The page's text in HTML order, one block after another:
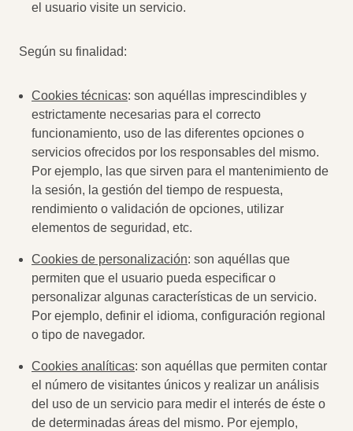
el usuario visite un servicio.
Según su finalidad:
Cookies técnicas: son aquéllas imprescindibles y
estrictamente necesarias para el correcto
funcionamiento, uso de las diferentes opciones o
servicios ofrecidos por los responsables del mismo.
Por ejemplo, las que sirven para el mantenimiento de
la sesión, la gestión del tiempo de respuesta,
rendimiento o validación de opciones, utilizar
elementos de seguridad, etc.
Cookies de personalización: son aquéllas que
permiten que el usuario pueda especificar o
personalizar algunas características de un servicio.
Por ejemplo, definir el idioma, configuración regional
o tipo de navegador.
Cookies analíticas: son aquéllas que permiten contar
el número de visitantes únicos y realizar un análisis
del uso de un servicio para medir el interés de éste o
de determinadas áreas del mismo. Por ejemplo,